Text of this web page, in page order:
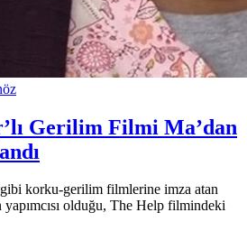
Gerilim Filmi Ma’dan
korku-gerilim filmlerine imza atan
yapımcısı olduğu, The Help filmindeki